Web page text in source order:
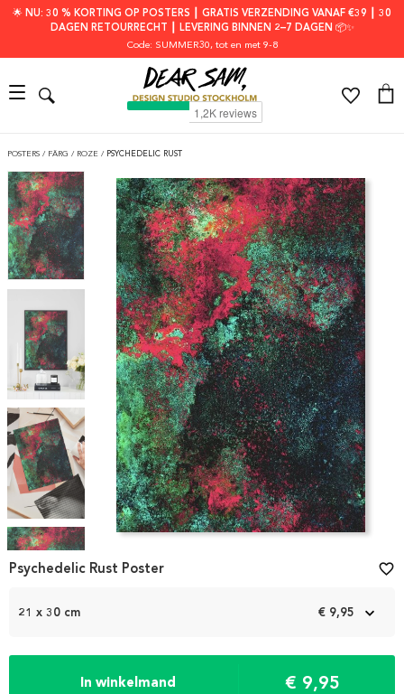
🌟 NU: 30 % KORTING OP POSTERS ┃ GRATIS VERZENDING VANAF €39 ┃ 30
DAGEN RETOURRECHT ┃ LEVERING BINNEN 2–7 DAGEN 📦✨
Code: SUMMER30, tot en met 9-8
POSTERS / FÄRG / ROZE / PSYCHEDELIC RUST
Item
1
21 x 30 cm € 9,95
In winkelmand € 9,95
Psychedelic Rust Poster favorite_border